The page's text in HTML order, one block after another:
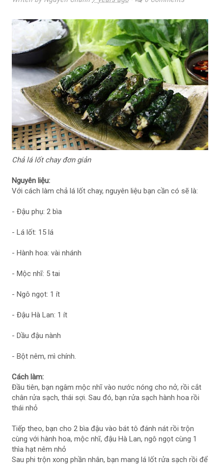
Chả lá lốt chay đơn giản
Nguyên liệu:
Với cách làm chả lá lốt chay, nguyên liệu bạn cần có sẽ là:
- Đậu phụ: 2 bìa
- Lá lốt: 15 lá
- Hành hoa: vài nhánh
- Mộc nhĩ: 5 tai
- Ngô ngọt: 1 ít
- Đậu Hà Lan: 1 ít
- Dầu đậu nành
- Bột nêm, mì chính.
Cách làm:
Đầu tiên, bạn ngâm mộc nhĩ vào nước nóng cho nở, rồi cắt
chân rửa sạch, thái sợi. Sau đó, bạn rửa sạch hành hoa rồi
thái nhỏ
Tiếp theo, bạn cho 2 bìa đậu vào bát tô đánh nát rồi trộn
cùng với hành hoa, mộc nhĩ, đậu Hà Lan, ngô ngọt cùng 1
thìa hạt nêm nhỏ
Sau phi trộn xong phần nhân, bạn mang lá lốt rửa sạch rồi để